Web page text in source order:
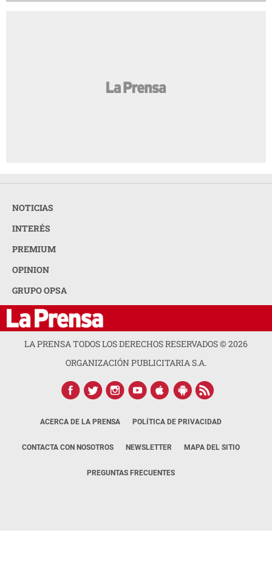
NOTICIAS
INTERÉS
PREMIUM
OPINION
GRUPO OPSA
LA PRENSA TODOS LOS DERECHOS RESERVADOS ©2026
ORGANIZACIÓN PUBLICITARIA S.A.
ACERCA DE LA PRENSA POLÍTICA DE PRIVACIDAD
CONTACTA CON NOSOTROS NEWSLETTER MAPA DEL SITIO
PREGUNTAS FRECUENTES